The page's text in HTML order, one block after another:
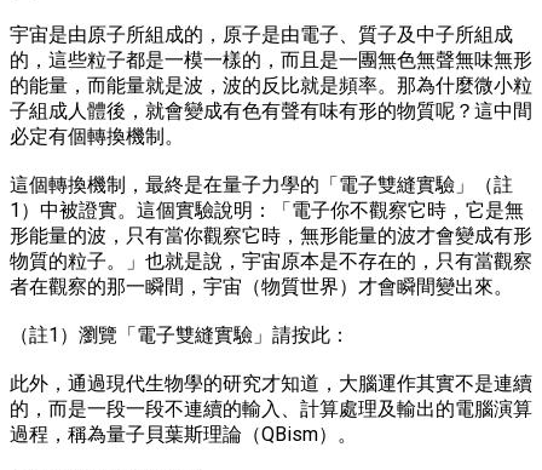
宇宙是由原子所組成的，原子是由電子、質子及中子所組成
的，這些粒子都是一模一樣的，而且是一團無色無聲無味無形
的能量，而能量就是波，波的反比就是頻率。那為什麼微小粒
子組成人體後，就會變成有色有聲有味有形的物質呢？這中間
必定有個轉換機制。
這個轉換機制，最終是在量子力學的「電子雙縫實驗」（註
1）中被證實。這個實驗說明：「電子你不觀察它時，它是無
形能量的波，只有當你觀察它時，無形能量的波才會變成有形
物質的粒子。」也就是說，宇宙原本是不存在的，只有當觀察
者在觀察的那一瞬間 ， 宇宙（物質世界） 才會瞬間變出來。
（註1） 瀏覽「電子雙縫實驗」請按此：
此外，通過現代生物學的研究才知道，大腦運作其實不是連續
的，而是一段一段不連續的輸入、計算處理及輸出的電腦演算
過程，稱為量子貝葉斯理論（QBism）。